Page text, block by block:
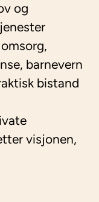
og
barnevern
bistand
visjonen,